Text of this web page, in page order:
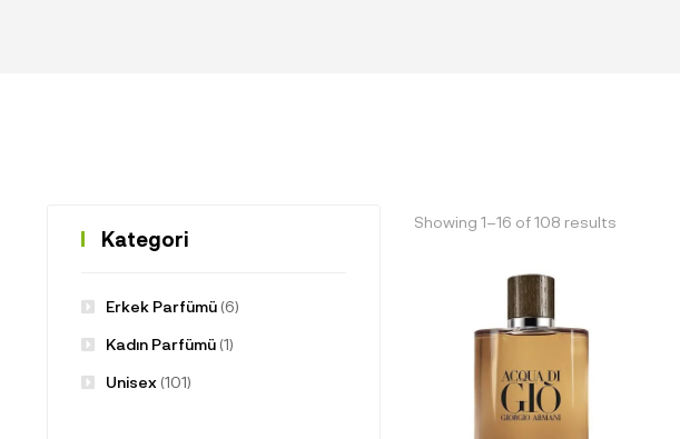
Showing 1–16 of 108 results
Kategori
Erkek Parfümü(6)
Kadın Parfümü(1)
Unisex(101)